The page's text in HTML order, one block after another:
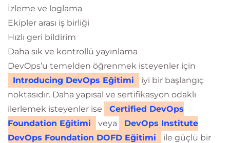
İzleme ve loglama
Ekipler arası iş birliği
Hızlı geri bildirim
Daha sık ve kontrollü yayınlama
DevOps’u temelden öğrenmek isteyenler için
Introducing DevOps Eğitimi
iyi bir başlangıç
noktasıdır. Daha yapısal ve sertifikasyon odaklı
ilerlemek isteyenler ise
Certified DevOps
Foundation Eğitimi
veya
DevOps Institute
DevOps Foundation DOFD Eğitimi
ile güçlü bir